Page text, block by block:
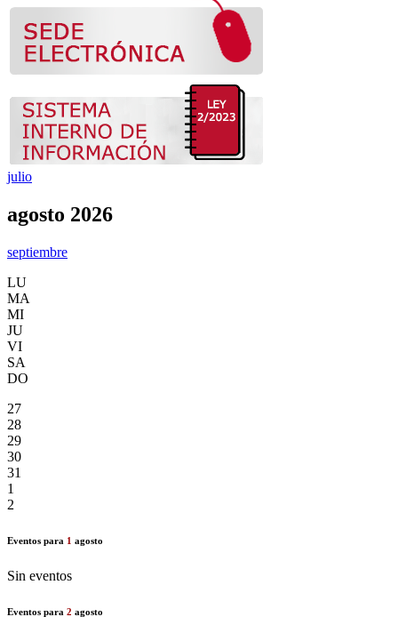
julio
agosto 2026
septiembre
LU
MA
MI
JU
VI
SA
DO
27
28
29
30
31
1
2
Eventos para 1 agosto
Sin eventos
Eventos para 2 agosto